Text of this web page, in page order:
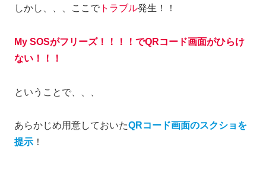
しかし、、、ここで トラブル発生！！
My SOSがフリーズ！！！！でQRコード画面がひらけ
ない！！！
ということで、、、
あらかじめ用意しておいたQRコード画面のスクショを
提示 ！